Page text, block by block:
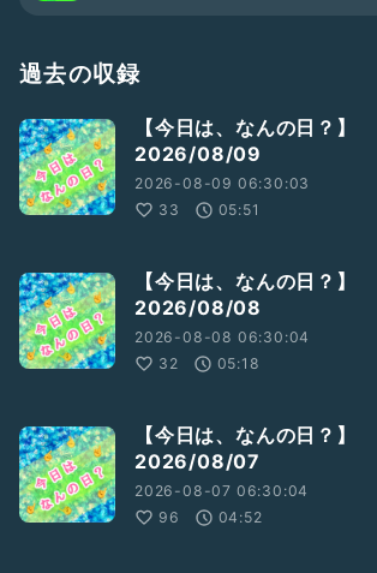
TVドラマ「小さな巨人」主題歌(2017年)
(2017年6月7日リリース)
意外と何度も出だしで録りなおし繰り返しま
時々、感情のせすぎてタイミング ズレていっ
でも人生を問うような歌詞
嫌いじゃないです*ˊᵕˋ*
✼••┈┈┈┈┈••✼••┈┈┈┈┈••✼
歌朗読を考えております。
この曲あったよ〜😊等のお便りもお待ちして
可能なものであれば続けていきたい企画収
配信になりますが🥺
よろしくお願いします🙇‍♀️😊
過去の収録
【今日は、なんの日？】
2026/08/09
2026-08-09 06:30:03
33
05:51
【今日は、なんの日？】
2026/08/08
2026-08-08 06:30:04
32
05:18
【今日は、なんの日？】
2026/08/07
2026-08-07 06:30:04
96
04:52